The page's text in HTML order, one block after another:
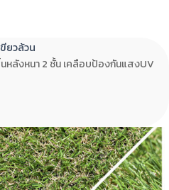
หลังหนา 2 ชั้น เคลือบป้องกันแสงUV